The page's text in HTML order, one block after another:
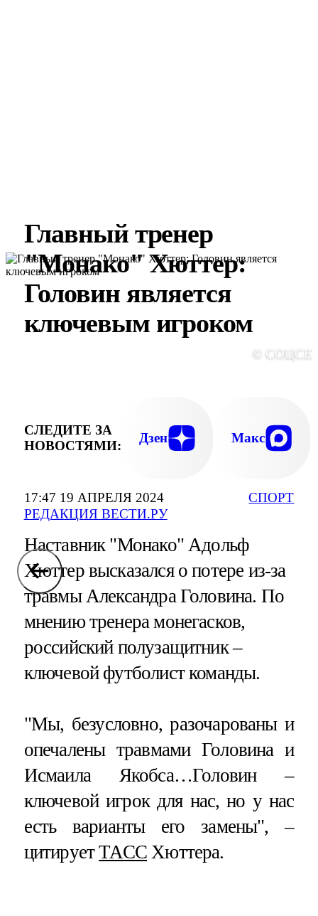
17:47 19 АПРЕЛЯ 2024
РЕДАКЦИЯ ВЕСТИ.РУ
СПОРТ
Главный тренер
"Монако" Хюттер:
Головин является
ключевым игроком
©
СЛЕДИТЕ ЗА
НОВОСТЯМИ:
Дзен Макс
Наставник "Монако" Адольф
Хюттер высказался о потере из-за
травмы Александра Головина. По
мнению тренера монегасков,
российский полузащитник –
ключевой футболист команды.
"Мы, безусловно, разочарованы и
опечалены травмами Головина и
Исмаила Якобса…Головин –
ключевой игрок для нас, но у нас
есть варианты его замены", –
цитируетТАСС Хюттера.